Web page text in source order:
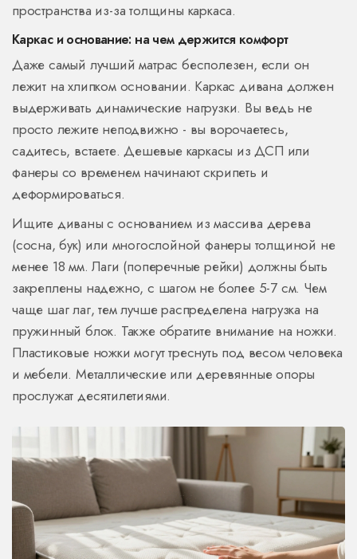
пространства из-за толщины каркаса.
Каркас и основание: на чем держится комфорт
Даже самый лучший матрас бесполезен, если он
лежит на хлипком основании. Каркас дивана должен
выдерживать динамические нагрузки. Вы ведь не
просто лежите неподвижно - вы ворочаетесь,
садитесь, встаете. Дешевые каркасы из ДСП или
фанеры со временем начинают скрипеть и
деформироваться.
Ищите диваны с основанием из массива дерева
(сосна, бук) или многослойной фанеры толщиной не
менее 18 мм. Лаги (поперечные рейки) должны быть
закреплены надежно, с шагом не более 5-7 см. Чем
чаще шаг лаг, тем лучше распределена нагрузка на
пружинный блок. Также обратите внимание на ножки.
Пластиковые ножки могут треснуть под весом человека
и мебели. Металлические или деревянные опоры
прослужат десятилетиями.